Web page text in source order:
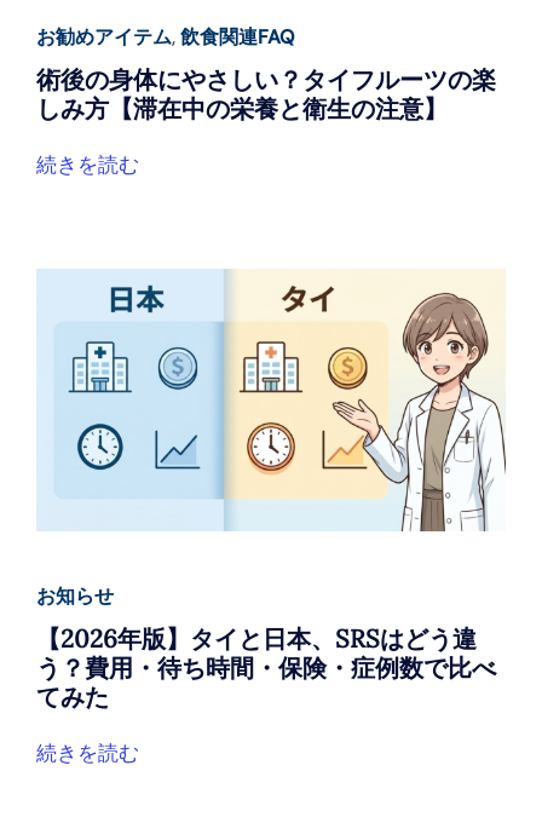
お勧めアイテム,飲食関連FAQ
術後の身体にやさしい？タイフルーツの楽
しみ方【滞在中の栄養と衛生の注意】
続きを読む
お知らせ
【2026年版】タイと日本、SRSはどう違
う？費用・待ち時間・保険・症例数で比べ
てみた
続きを読む